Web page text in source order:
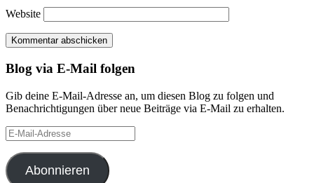
Website
Blog via E-Mail folgen
Gib deine E-Mail-Adresse an, um diesen Blog zu folgen und
Benachrichtigungen über neue Beiträge via E-Mail zu erhalten.
E-
Mail-
Adresse
Abonnieren